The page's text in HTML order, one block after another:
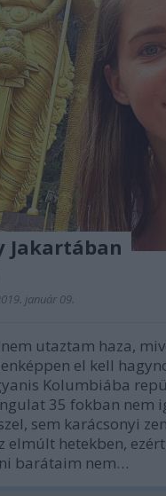
Jakartában
január 09.
utaztam haza,
el kell
Kolumbiába
35 fokban nem
sem karácsonyi
elmúlt hetekben,
barátaim nem…